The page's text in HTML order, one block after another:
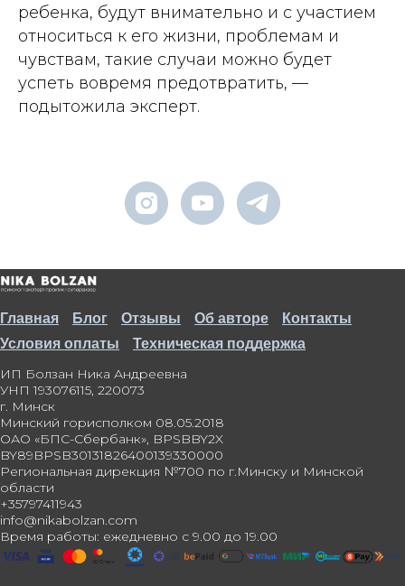
ребенка, будут внимательно и с участием
относиться к его жизни, проблемам и
чувствам, такие случаи можно будет
успеть вовремя предотвратить, —
подытожила эксперт.
Главная Блог Отзывы Об авторе
Контакты
Условия оплаты
Техническая поддержка
ИП Болзан Ника Андреевна
УНП 193076115, 220073
г. Минск
Минский горисполком 08.05.2018
ОАО «БПС-Сбербанк», BPSBBY2X
BY89BPSB30131826400139330000
Региональная дирекция №700 по г.Минску и Минской
области
+35797411943
info@nikabolzan.com
Время работы: ежедневно с 9.00 до 19.00